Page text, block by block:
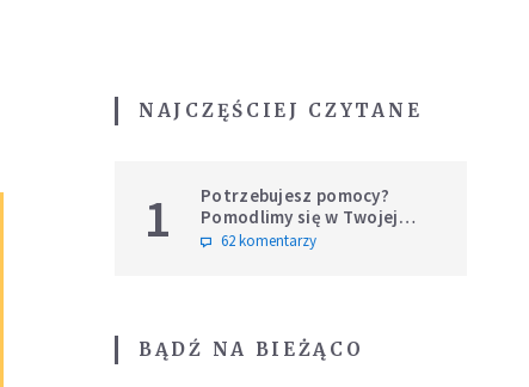
NAJCZĘŚCIEJ CZYTANE
1
Potrzebujesz pomocy?
Pomodlimy się w Twojej
intencji
62 komentarzy
BĄDŹ NA BIEŻĄCO